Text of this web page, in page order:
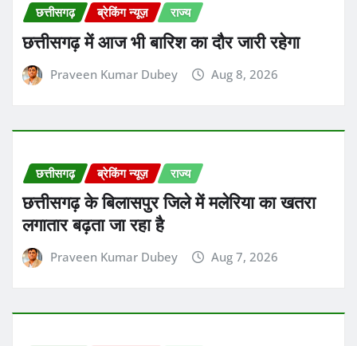
छत्तीसगढ़ ब्रेकिंग न्यूज़ राज्य
छत्तीसगढ़ में आज भी बारिश का दौर जारी रहेगा
Praveen Kumar Dubey Aug 8, 2026
छत्तीसगढ़ ब्रेकिंग न्यूज़ राज्य
छत्तीसगढ़ के बिलासपुर जिले में मलेरिया का खतरा
लगातार बढ़ता जा रहा है
Praveen Kumar Dubey Aug 7, 2026